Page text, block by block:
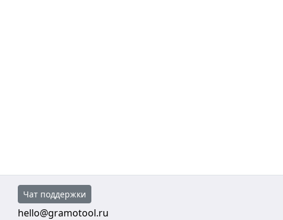
Чат поддержки
hello@gramotool.ru